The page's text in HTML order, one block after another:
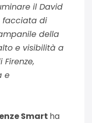
il David
facciata di
della
e visibilità a
e
Smart ha